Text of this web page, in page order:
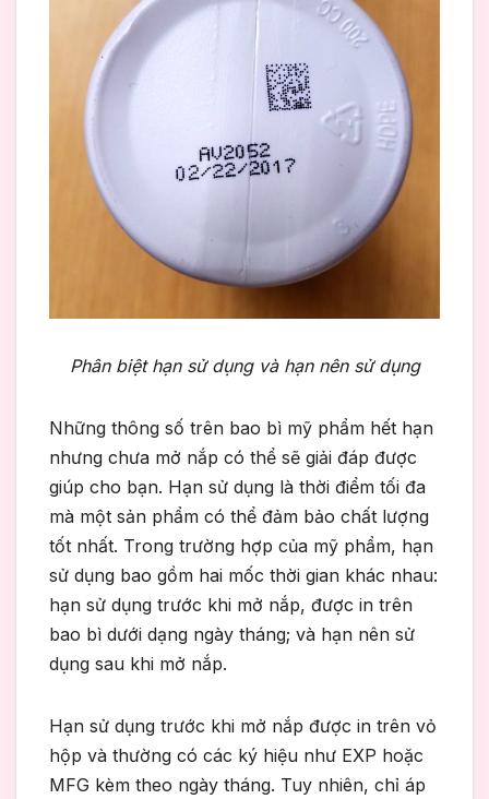
Phân biệt hạn sử dụng và hạn nên sử dụng
Những thông số trên bao bì mỹ phẩm hết hạn
nhưng chưa mở nắp có thể sẽ giải đáp được
giúp cho bạn. Hạn sử dụng là thời điểm tối đa
mà một sản phẩm có thể đảm bảo chất lượng
tốt nhất. Trong trường hợp của mỹ phẩm, hạn
sử dụng bao gồm hai mốc thời gian khác nhau:
hạn sử dụng trước khi mở nắp, được in trên
bao bì dưới dạng ngày tháng; và hạn nên sử
dụng sau khi mở nắp.
Hạn sử dụng trước khi mở nắp được in trên vỏ
hộp và thường có các ký hiệu như EXP hoặc
MFG kèm theo ngày tháng. Tuy nhiên, chỉ áp